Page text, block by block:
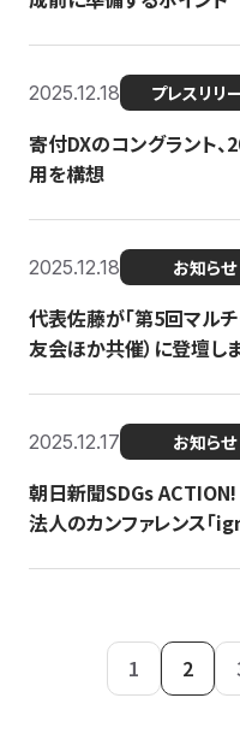
2025.12.18 プレスリリ
寄付DXのコングラント
用を構想
2025.12.18 お知らせ
代表佐藤が「第5回マルチ
友会ほか共催）に登壇し
2025.12.17 お知らせ
朝日新聞SDGs ACTION!
法人のカンファレンス「
1 2